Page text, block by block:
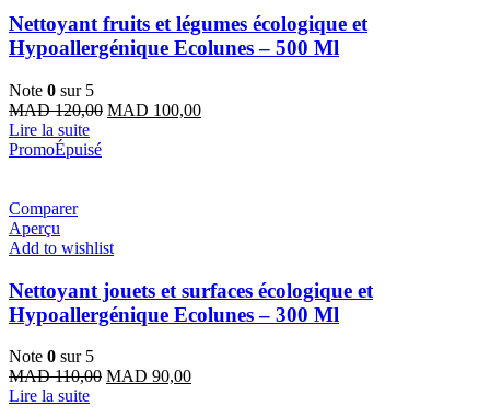
Nettoyant fruits et légumes écologique et
Hypoallergénique Ecolunes – 500 Ml
Note 0 sur 5
MAD120,00 Le
MAD 100,00Le
Lire la suite
PromoÉpuisé
Comparer
Aperçu
Add to wishlist
Nettoyant jouets et surfaces écologique et
Hypoallergénique Ecolunes – 300 Ml
Note 0 sur 5
MAD110,00 Le
MAD 90,00Le
Lire la suite